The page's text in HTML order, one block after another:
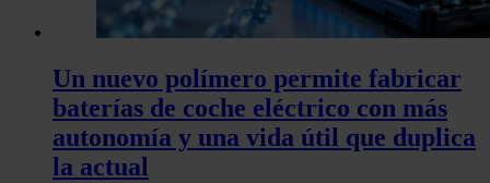
Un nuevo polímero permite fabricar
baterías de coche eléctrico con más
autonomía y una vida útil que duplica
la actual